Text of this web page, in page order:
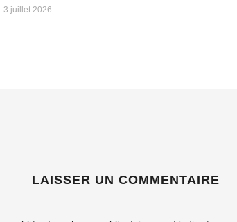
3 juillet 2026
LAISSER UN COMMENTAIRE